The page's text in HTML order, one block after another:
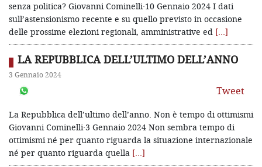
senza politica? Giovanni Cominelli·10 Gennaio 2024 I dati
sull’astensionismo recente e su quello previsto in occasione
delle prossime elezioni regionali, amministrative ed […]
LA REPUBBLICA DELL’ULTIMO DELL’ANNO
3 Gennaio 2024
Tweet
La Repubblica dell’ultimo dell’anno. Non è tempo di ottimismi
Giovanni Cominelli·3 Gennaio 2024 Non sembra tempo di
ottimismi né per quanto riguarda la situazione internazionale
né per quanto riguarda quella […]